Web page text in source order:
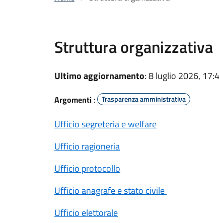
Struttura organizzativa
Ultimo aggiornamento: 8 luglio 2026,
Argomenti : Trasparenza amministrativa
Ufficio segreteria e welfare
Ufficio ragioneria
Ufficio protocollo
Ufficio anagrafe e stato civile
Ufficio elettorale